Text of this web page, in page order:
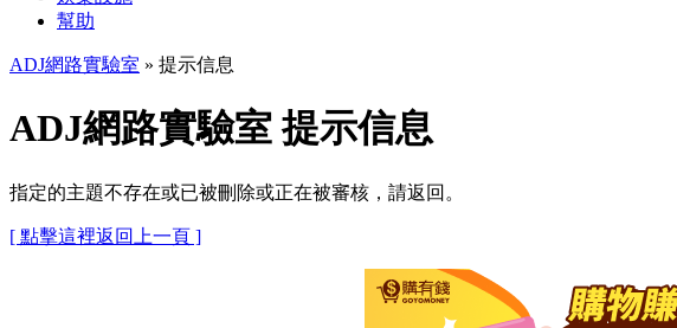
幫助
ADJ網路實驗室 » 提示信息
ADJ網路實驗室 提示信息
指定的主題不存在或已被刪除或正在被審核，請返回。
[ 點擊這裡返回上一頁 ]